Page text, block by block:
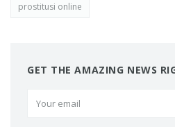
prostitusi online
GET THE AMAZING NEWS